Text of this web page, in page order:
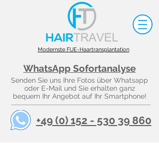
Modernste FUE-Haartransplantation
WhatsApp Sofortanalyse
Senden Sie uns Ihre Fotos über Whatsapp
oder E-Mail und Sie erhalten ganz
bequem Ihr Angebot auf Ihr Smartphone!
+49 (0) 152 - 530 39 860